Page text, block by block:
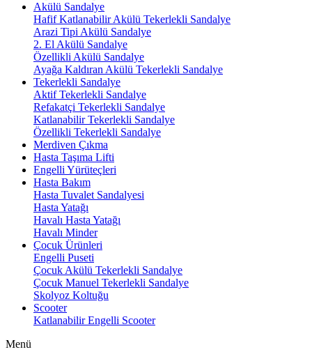
Akülü Sandalye
Hafif Katlanabilir Akülü Tekerlekli Sandalye
Arazi Tipi Akülü Sandalye
2. El Akülü Sandalye
Özellikli Akülü Sandalye
Ayağa Kaldıran Akülü Tekerlekli Sandalye
Tekerlekli Sandalye
Aktif Tekerlekli Sandalye
Refakatçi Tekerlekli Sandalye
Katlanabilir Tekerlekli Sandalye
Özellikli Tekerlekli Sandalye
Merdiven Çıkma
Hasta Taşıma Lifti
Engelli Yürüteçleri
Hasta Bakım
Hasta Tuvalet Sandalyesi
Hasta Yatağı
Havalı Hasta Yatağı
Havalı Minder
Çocuk Ürünleri
Engelli Puseti
Çocuk Akülü Tekerlekli Sandalye
Çocuk Manuel Tekerlekli Sandalye
Skolyoz Koltuğu
Scooter
Katlanabilir Engelli Scooter
Menü